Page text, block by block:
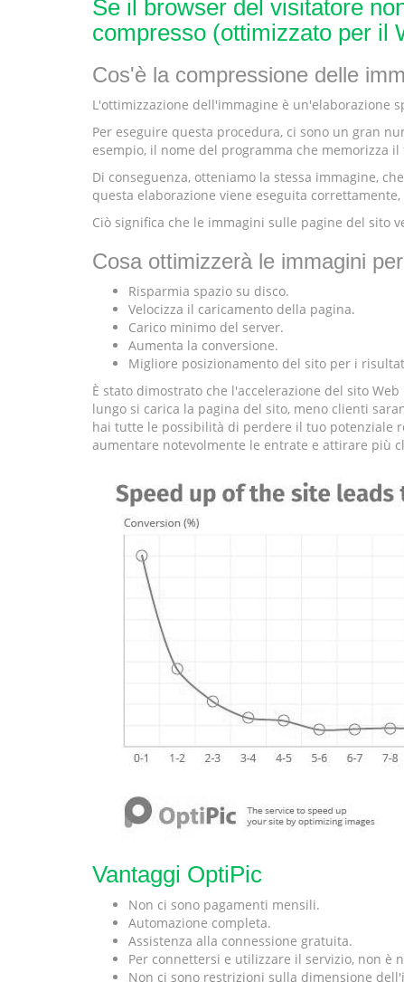
Se il browser del visitatore
compresso (ottimizzato per il
Cos'è la compressione delle
L'ottimizzazione dell'immagine è un'elaborazione
Per eseguire questa procedura, ci sono un gran
esempio, il nome del programma che memorizza
Di conseguenza, otteniamo la stessa immagine,
questa elaborazione viene eseguita
Ciò significa che le immagini sulle pagine del sito
Cosa ottimizzerà le immagini
Risparmia spazio su disco.
Velocizza il caricamento della pagina.
Carico minimo del server.
Aumenta la conversione.
Migliore posizionamento del sito per i
È stato dimostrato che l'accelerazione del sito
lungo si carica la pagina del sito, meno clienti
hai tutte le possibilità di perdere il tuo potenziale
aumentare notevolmente le entrate e attirare più
Vantaggi OptiPic
Non ci sono pagamenti mensili.
Automazione completa.
Assistenza alla connessione gratuita.
Per connettersi e utilizzare il servizio, non è
Non ci sono restrizioni sulla dimensione